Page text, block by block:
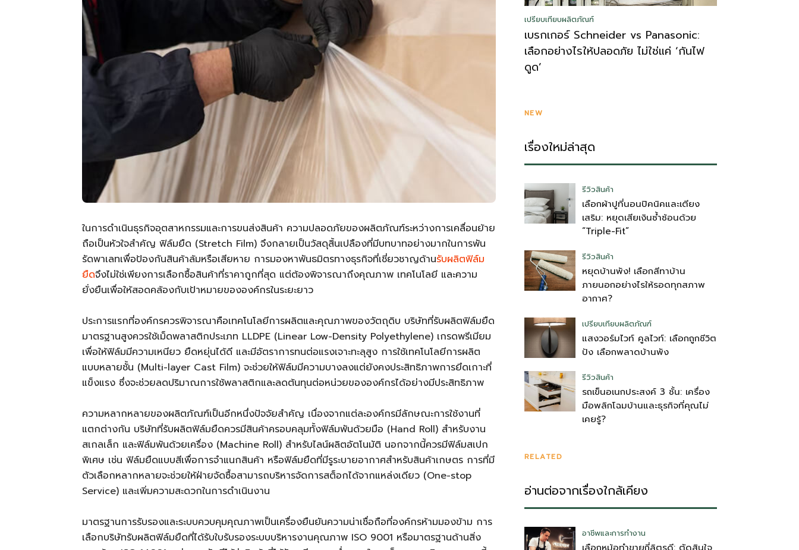
ไทย
สบาย(ดอท)คอม
ในการดำเนินธุรกิจอุตสาหกรรมและการขนส่งสินค้า ความปลอดภัยของผลิตภัณฑ์ระหว่างการเคลื่อนย้าย
ถือเป็นหัวใจสำคัญ ฟิล์มยืด (Stretch Film) จึงกลายเป็นวัสดุสิ้นเปลืองที่มีบทบาทอย่างมากในการพัน
รัดพาเลทเพื่อป้องกันสินค้าล้มหรือเสียหาย การมองหาพันธมิตรทางธุรกิจที่เชี่ยวชาญด้านรับผลิตฟิล์ม
ยืดจึงไม่ใช่เพียงการเลือกซื้อสินค้าที่ราคาถูกที่สุด แต่ต้องพิจารณาถึงคุณภาพ เทคโนโลยี และความ
ยั่งยืนเพื่อให้สอดคล้องกับเป้าหมายขององค์กรในระยะยาว
ประการแรกที่องค์กรควรพิจารณาคือเทคโนโลยีการผลิตและคุณภาพของวัตถุดิบ บริษัทที่รับผลิตฟิล์มยืด
มาตรฐานสูงควรใช้เม็ดพลาสติกประเภท LLDPE (Linear Low-Density Polyethylene) เกรดพรีเมียม
เพื่อให้ฟิล์มมีความเหนียว ยืดหยุ่นได้ดี และมีอัตราการทนต่อแรงเจาะทะลุสูง การใช้เทคโนโลยีการผลิต
แบบหลายชั้น (Multi-layer Cast Film) จะช่วยให้ฟิล์มมีความบางลงแต่ยังคงประสิทธิภาพการยึดเกาะที่
แข็งแรง ซึ่งจะช่วยลดปริมาณการใช้พลาสติกและลดต้นทุนต่อหน่วยขององค์กรได้อย่างมีประสิทธิภาพ
ความหลากหลายของผลิตภัณฑ์เป็นอีกหนึ่งปัจจัยสำคัญ เนื่องจากแต่ละองค์กรมีลักษณะการใช้งานที่
แตกต่างกัน บริษัทที่รับผลิตฟิล์มยืดควรมีสินค้าครอบคลุมทั้งฟิล์มพันด้วยมือ (Hand Roll) สำหรับงาน
สเกลเล็ก และฟิล์มพันด้วยเครื่อง (Machine Roll) สำหรับไลน์ผลิตอัตโนมัติ นอกจากนี้ควรมีฟิล์มสเปก
พิเศษ เช่น ฟิล์มยืดแบบสีเพื่อการจำแนกสินค้า หรือฟิล์มยืดที่มีรูระบายอากาศสำหรับสินค้าเกษตร การที่มี
ตัวเลือกหลากหลายจะช่วยให้ฝ่ายจัดซื้อสามารถบริหารจัดการสต็อกได้จากแหล่งเดียว (One-stop
Service) และเพิ่มความสะดวกในการดำเนินงาน
มาตรฐานการรับรองและระบบควบคุมคุณภาพเป็นเครื่องยืนยันความน่าเชื่อถือที่องค์กรห้ามมองข้าม การ
เลือกบริษัทรับผลิตฟิล์มยืดที่ได้รับใบรับรองระบบบริหารงานคุณภาพ ISO 9001 หรือมาตรฐานด้านสิ่ง
เปรียบเทียบผลิตภัณฑ์
เบรกเกอร์ Schneider vs Panasonic:
เลือกอย่างไรให้ปลอดภัย ไม่ใช่แค่ ‘กันไฟ
ดูด’
NEW
เรื่องใหม่ล่าสุด
รีวิวสินค้า
เลือกผ้าปูที่นอนปิคนิคและเตียง
เสริม: หยุดเสียเงินซ้ำซ้อนด้วย
“Triple-Fit”
รีวิวสินค้า
หยุดบ้านพัง! เลือกสีทาบ้าน
ภายนอกอย่างไรให้รอดทุกสภาพ
อากาศ?
เปรียบเทียบผลิตภัณฑ์
แสงวอร์มไวท์ คูลไวท์: เลือกถูกชีวิต
ปัง เลือกพลาดบ้านพัง
รีวิวสินค้า
รถเข็นอเนกประสงค์ 3 ชั้น: เครื่อง
มือพลิกโฉมบ้านและธุรกิจที่คุณไม่
เคยรู้?
RELATED
อ่านต่อจากเรื่องใกล้เคียง
อาชีพและการทำงาน